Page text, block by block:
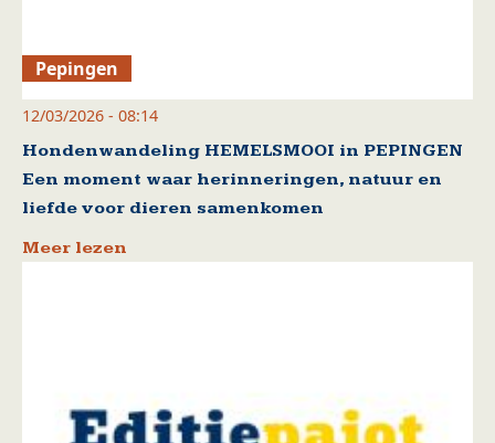
Pepingen
12/03/2026 - 08:14
Hondenwandeling HEMELSMOOI in PEPINGEN
Een moment waar herinneringen, natuur en
liefde voor dieren samenkomen
Meer lezen